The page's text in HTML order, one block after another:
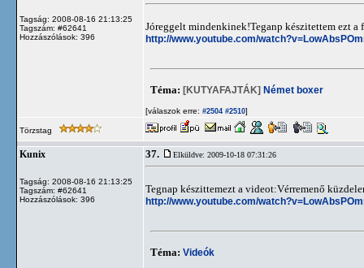
Tagság: 2008-08-16 21:13:25
Tagszám: #62641
Hozzászólások: 396
Jóreggelt mindenkinek!Teganp készitettem ezt
http://www.youtube.com/
Téma: [KUTYAFAJTÁK] Német boxer
[válaszok erre: #2504 #2510]
Törzstag
Kunix
Tagság: 2008-08-16 21:13:25
Tagszám: #62641
Hozzászólások: 396
37. Elküldve: 2009-10-18 07:31:26
Tegnap készittemezt a videot:Vérremenő
http://www.youtube.com/
Téma: Videók